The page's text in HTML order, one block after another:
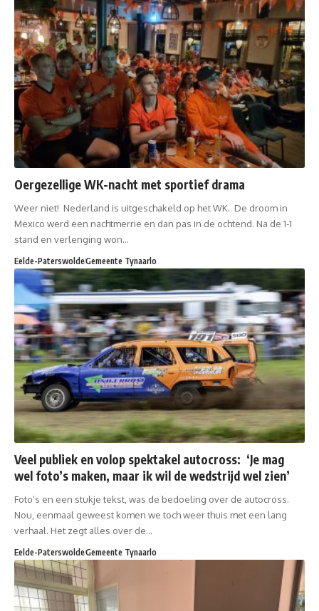
Oergezellige WK-nacht met sportief drama
Weer niet! Nederland is uitgeschakeld op het WK. De droom in
Mexico werd een nachtmerrie en dan pas in de ochtend. Na de 1-1
stand en verlenging won…
Eelde-PaterswoldeGemeente Tynaarlo
Veel publiek en volop spektakel autocross: ‘Je mag
wel foto’s maken, maar ik wil de wedstrijd wel zien’
Foto’s en een stukje tekst, was de bedoeling over de autocross.
Nou, eenmaal geweest komen we toch weer thuis met een lang
verhaal. Het zegt alles over de…
Eelde-PaterswoldeGemeente Tynaarlo